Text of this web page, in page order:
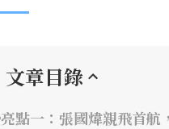
文章目錄
亮點一：張國煒親飛首航